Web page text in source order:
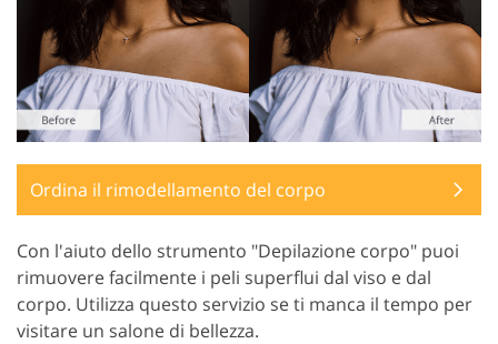
Ordina il rimodellamento del corpo
Con l'aiuto dello strumento "Depilazione corpo" puoi
rimuovere facilmente i peli superflui dal viso e dal
corpo. Utilizza questo servizio se ti manca il tempo per
visitare un salone di bellezza.